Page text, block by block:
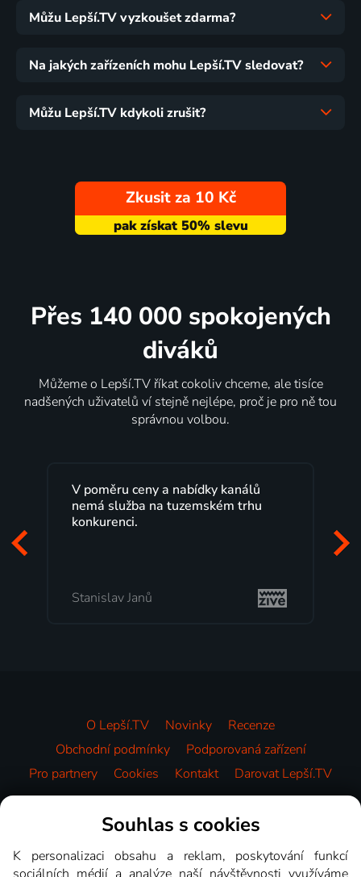
Můžu Lepší.TV vyzkoušet zdarma?
Na jakých zařízeních mohu Lepší.TV sledovat?
Můžu Lepší.TV kdykoli zrušit?
Zkusit za 10 Kč
Přes 140 000 spokojených
diváků
Můžeme o Lepší.TV říkat cokoliv chceme, ale tisíce
nadšených uživatelů ví stejně nejlépe, proč je pro ně tou
správnou volbou.
V poměru ceny a nabídky kanálů
nemá služba na tuzemském trhu
konkurenci.
Stanislav Janů
O Lepší.TV Novinky
Recenze
Obchodní podmínky
Podporovaná zařízení
Pro partnery
Cookies Kontakt Darovat Lepší.TV
Videotéka
Souhlas s cookies
K personalizaci obsahu a reklam, poskytování funkcí